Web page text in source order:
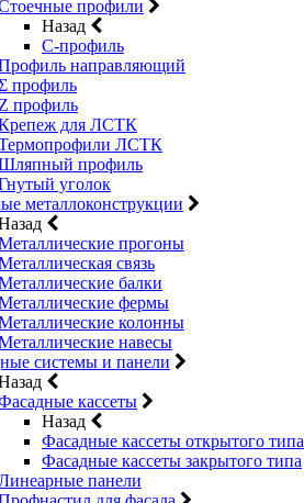
профили
Назад
C-профиль
направляющий
профиль
Z профиль
для ЛСТК
ЛСТК
профиль
уголок
металлоконструкции
прогоны
связь
балки
фермы
колонны
навесы
системы и панели
кассеты
Назад
Фасадные кассеты открытого типа
Фасадные кассеты закрытого типа
панели